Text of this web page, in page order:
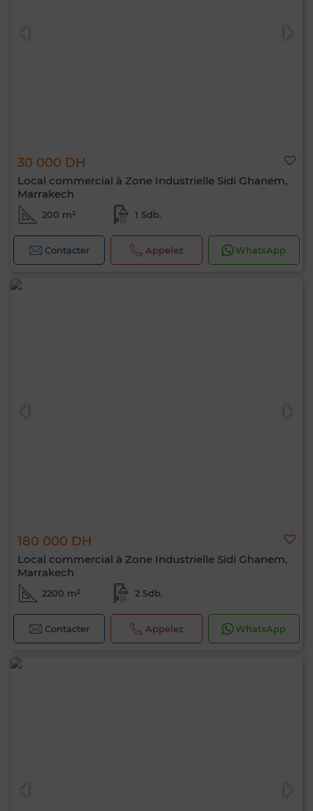
30 000 DH
Local commercial à Zone Industrielle Sidi Ghanem,
Marrakech
200 m² 1 Sdb.
Contacter Appelez WhatsApp
180 000 DH
Local commercial à Zone Industrielle Sidi Ghanem,
Marrakech
2200 m² 2 Sdb.
Contacter Appelez WhatsApp